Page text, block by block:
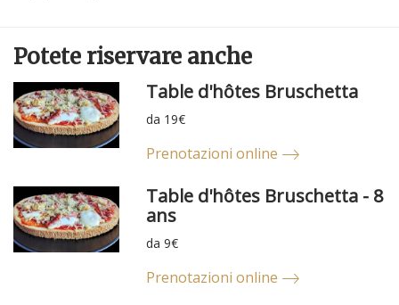
Potete riservare anche
Table d'hôtes Bruschetta
da 19€
Prenotazioni online
Table d'hôtes Bruschetta - 8
ans
da 9€
Prenotazioni online